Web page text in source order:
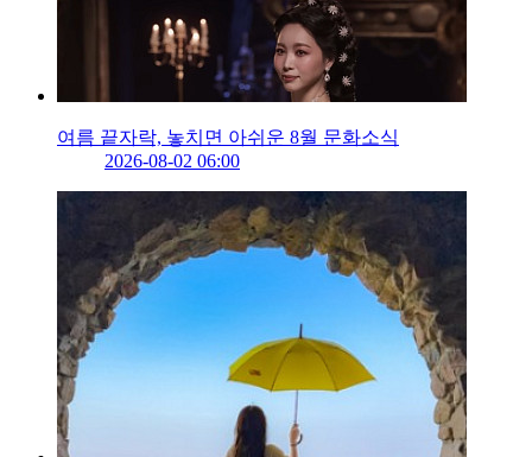
여름 끝자락, 놓치면 아쉬운 8월 문화소식
2026-08-02 06:00